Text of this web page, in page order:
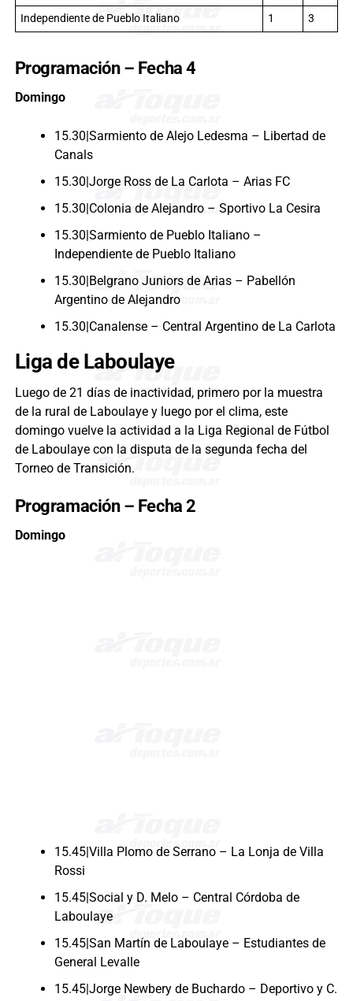
Independiente de Pueblo Italiano
1 3
Programación – Fecha 4
Domingo
15.30|Sarmiento de Alejo Ledesma – Libertad de
Canals
15.30|Jorge Ross de La Carlota – Arias FC
15.30|Colonia de Alejandro – Sportivo La Cesira
15.30|Sarmiento de Pueblo Italiano –
Independiente de Pueblo Italiano
15.30|Belgrano Juniors de Arias – Pabellón
Argentino de Alejandro
15.30|Canalense – Central Argentino de La Carlota
Liga de Laboulaye
Luego de 21 días de inactividad, primero por la muestra
de la rural de Laboulaye y luego por el clima, este
domingo vuelve la actividad a la Liga Regional de Fútbol
de Laboulaye con la disputa de la segunda fecha del
Torneo de Transición.
Programación – Fecha 2
Domingo
15.45|Villa Plomo de Serrano – La Lonja de Villa
Rossi
15.45|Social y D. Melo – Central Córdoba de
Laboulaye
15.45|San Martín de Laboulaye – Estudiantes de
General Levalle
15.45|Jorge Newbery de Buchardo – Deportivo y C.